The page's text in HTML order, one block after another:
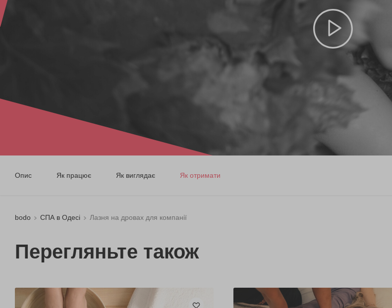
Опис Як працює Як виглядає Як отримати
bodo СПА в Одесі Лазня на дровах для компанії
Перегляньте також